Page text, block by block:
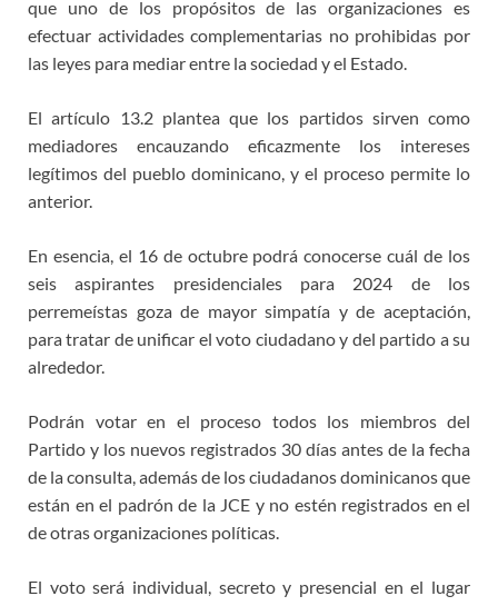
que uno de los propósitos de las organizaciones es
efectuar actividades complementarias no prohibidas por
las leyes para mediar entre la sociedad y el Estado.
El artículo 13.2 plantea que los partidos sirven como
mediadores encauzando eficazmente los intereses
legítimos del pueblo dominicano, y el proceso permite lo
anterior.
En esencia, el 16 de octubre podrá conocerse cuál de los
seis aspirantes presidenciales para 2024 de los
perremeístas goza de mayor simpatía y de aceptación,
para tratar de unificar el voto ciudadano y del partido a su
alrededor.
Podrán votar en el proceso todos los miembros del
Partido y los nuevos registrados 30 días antes de la fecha
de la consulta, además de los ciudadanos dominicanos que
están en el padrón de la JCE y no estén registrados en el
de otras organizaciones políticas.
El voto será individual, secreto y presencial en el lugar